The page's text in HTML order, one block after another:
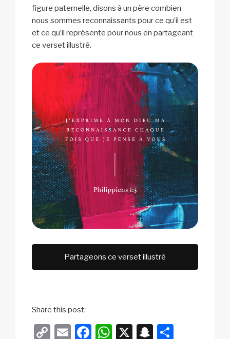
figure paternelle, disons à un père combien
nous sommes reconnaissants pour ce qu’il est
et ce qu’il représente pour nous en partageant
ce verset illustré.
Partageons ce verset illustré
Share this post:
C
E
F
W X
S